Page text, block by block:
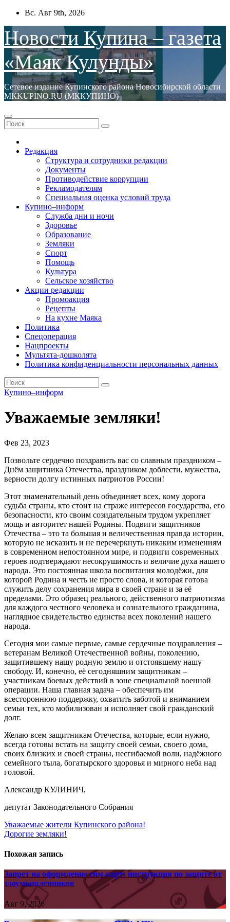
Перейти
содержимому
Вс. Авг 9th, 2026
Новости Купина – газета
«Маяк Кулунды»
Сетевое издание Купинского района Новосибирской области
МКKUPINO.RU (МККУПИНО)
Редакция
Структура и сотрудники редакции
Документы
Противодействие коррупции
Рекламодателям
Специальная оценка условий труда
Купино–информ
Служба дни и ночи
Здоровье
Образование
Земляки
Спорт
Помощь
Культура
Сельское хозяйство
Акции редакции
Промоакция
Рецепты
На кухне Маяка
Политика
Спецоперация
Нацпроекты
Мультята-дошколята
Политика конфиденциальности персональных данных
Купино–информ
Уважаемые земляки!
Фев 23, 2023
Позвольте сердечно поздравить вас со славным праздником –
Днём защитника Отечества, праздником доблести, мужества,
верности долгу истинных патриотов России!
Этот знаменательный день объединяет всех, кому дорога
судьба страны, кто стоит на страже интересов государства, его
безопасности, кто своим созидательным трудом укрепляет
мощь и авторитет нашей Родины. Подвиги защитников
Отечества – это та большая и величественная правда истории,
которую не исказить и не перечеркнуть никаким изменениям
в современном непостоянном мире, и подвиги современных
героев подтверждают несокрушимость и величие духа нашего
народа. Это постоянная школа воспитания молодёжи, для
которой Родина и честь не просто слова, и которая готова
служить делу сохранения мира в своей стране и за её
пределами. Это образец реального, действенного патриотизма
для каждого честного человека и сознательного гражданина,
наглядное свидетельство единства всех поколений нашего
народа.
Сегодня мои самые первые, самые сердечные поздравления –
ветеранам Великой Отечественной войны, поколению,
защитившему нашу родную землю и отстоявшему нашу
свободу. И, конечно, её сегодняшним защитникам –
участникам боевых действий в зоне специальной военной
операции. Наша главная задача – обеспечить им
всестороннюю поддержку, охватить заботой и вниманием
семьи тех, кто мобилизован и исполняет свой гражданский
долг.
Желаю всем защитникам Отечества, которые, если нужно,
всегда готовы встать на защиту своей семьи, своего дома,
своих близких и своей страны, несгибаемой воли, надёжного
семейного тыла, богатырского здоровья и мирного неба над
головой.
Александр КУЛИНИЧ,
депутат Законодательного Собрания
Навигация
по
записям
Уважаемые жители Купинского района!
Дорогие земляки!
Похожая запись
Запрет на оформление сим-карт: инструкция по защите от
злоумышленников
Авг 9, 2026